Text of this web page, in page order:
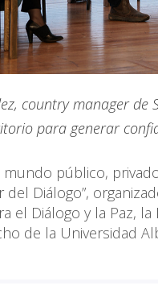
country manager
para generar
público,
del Diálogo”,
el Diálogo y la Paz,
de la Universidad